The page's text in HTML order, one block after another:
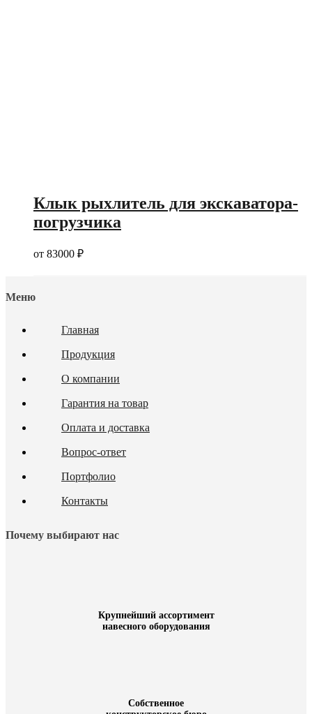
Клык рыхлитель для экскаватора-
погрузчика
от 83000 ₽
Меню
Главная
Продукция
О компании
Гарантия на товар
Оплата и доставка
Вопрос-ответ
Портфолио
Контакты
Почему выбирают нас
Крупнейший ассортимент
навесного оборудования
Собственное